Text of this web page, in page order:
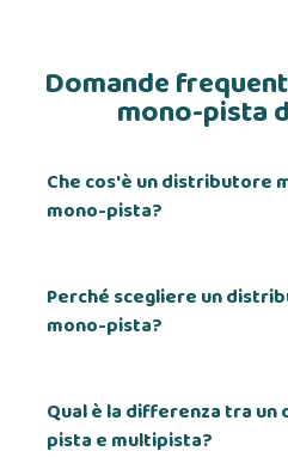
Domande
mono-pista
Che cos'è un distributore
mono-pista?
Perché scegliere un
mono-pista?
Qual è la differenza tra
pista e multipista?